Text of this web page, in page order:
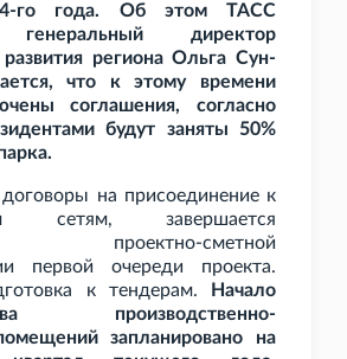
го года. Об этом ТАСС
директор
региона Ольга Сун-
что к этому времени
соглашения, согласно
будут заняты 50%
на присоединение к
сетям, завершается
проектно-сметной
первой очереди проекта.
к тендерам.
Начало
производственно-
запланировано на